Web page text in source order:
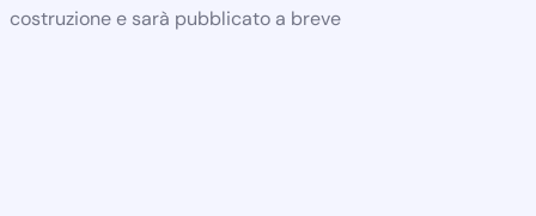
costruzione e sarà pubblicato a breve